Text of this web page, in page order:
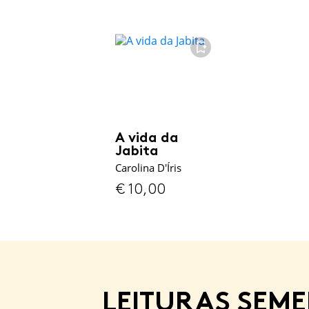
FAVORITO
A vida da
Jabita
Carolina D'Íris
€10,00
LEITURAS